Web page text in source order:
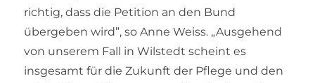
richtig, dass die Petition an den Bund
übergeben wird”, so Anne Weiss. „Ausgehend
von unserem Fall in Wilstedt scheint es
insgesamt für die Zukunft der Pflege und den